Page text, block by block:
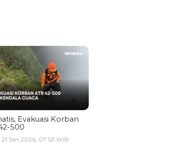
Evakuasi Korban
500
Jan 2026, 07:53 WIB